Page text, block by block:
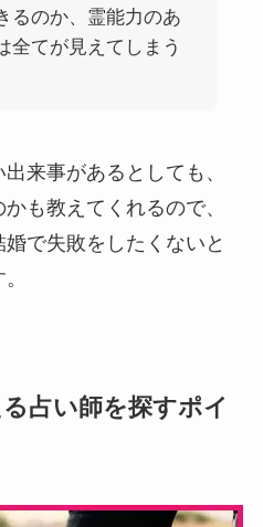
るのか、霊能力のあ
全てが見えてしまう
来事があるとしても、
も教えてくれるので、
で失敗をしたくないと
占い師を探すポイ